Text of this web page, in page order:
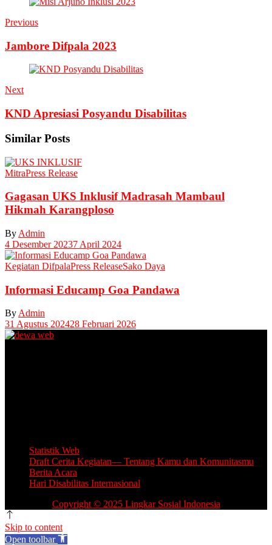
Previous
Jambore Difpala 2023
Next
KND Apresiasi Posyandu Disabilitas
Similar Posts
MitraPress Release
Gagasan UKS Inklusif Madrasah Mambaul
Hikmah Karangploso
By Admin
4 Desember 20237 April 2024
Kegiatan DifpalaPress ReleaseSako Daya
Informasi Educamp Goa Pandawa
ByAdmin
31 Agustus 202428 Februari 2026
Statistik Web
Draft Cerita Kegiatan— Tentang Kamu dan Komunitasmu
Berita Acara
Hari Disabilitas Internasional
Copyright © 2025 Lingkar Sosial Indonesia
Skip to content
Open toolbar